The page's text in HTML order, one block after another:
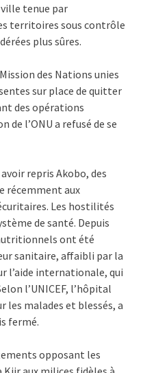
tenue par
territoires sous contrôle
plus sûres.
des Nations unies
sur place de quitter
des opérations
l’ONU a refusé de se
repris Akobo, des
récemment aux
Les hostilités
de santé. Depuis
ont été
sanitaire, affaibli par la
l’aide internationale, qui
l’UNICEF, l’hôpital
les malades et blessés, a
fermé.
opposant les